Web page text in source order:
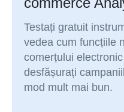
Testați gratuit
vedea cum funcțiile
comerțului
desfășurați
mod mult mai bun.